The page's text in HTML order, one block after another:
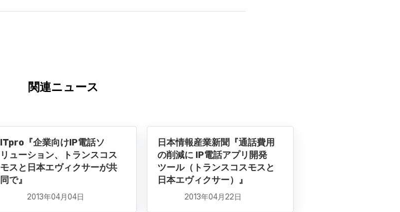
関連ニュース
ITpro『企業向けIP電話ソ
リューション、トランスコス
モスと日本エヴィクサーが共
同で』
2013年04月04日
日本情報産業新聞『通話費用
の削減に IP電話アプリ開発
ツール（トランスコスモスと
日本エヴィクサー）』
2013年04月22日